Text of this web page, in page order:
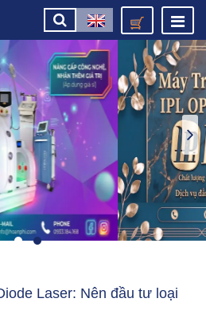
Laser: Nên đầu tư loại